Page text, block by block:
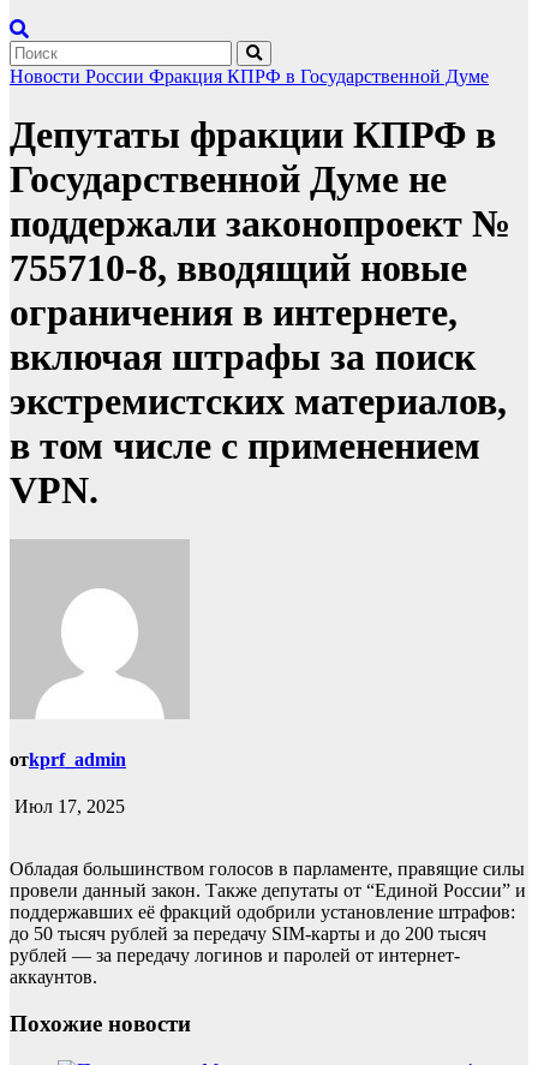
Новости России Фракция КПРФ в Государственной Думе
Депутаты фракции КПРФ в
Государственной Думе не
поддержали законопроект №
755710-8, вводящий новые
ограничения в интернете,
включая штрафы за поиск
экстремистских материалов,
в том числе с применением
VPN.
отkprf_admin
Июл 17, 2025
Обладая большинством голосов в парламенте, правящие силы
провели данный закон. Также депутаты от “Единой России” и
поддержавших её фракций одобрили установление штрафов:
до 50 тысяч рублей за передачу SIM-карты и до 200 тысяч
рублей — за передачу логинов и паролей от интернет-
аккаунтов.
Похожие новости